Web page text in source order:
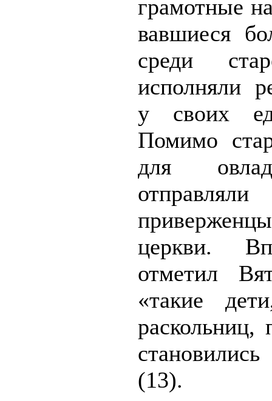
грамотные
вавшиеся
среди
испол­няли
у своих
Помимо
для
церкви.
отметил
«такие
(13).